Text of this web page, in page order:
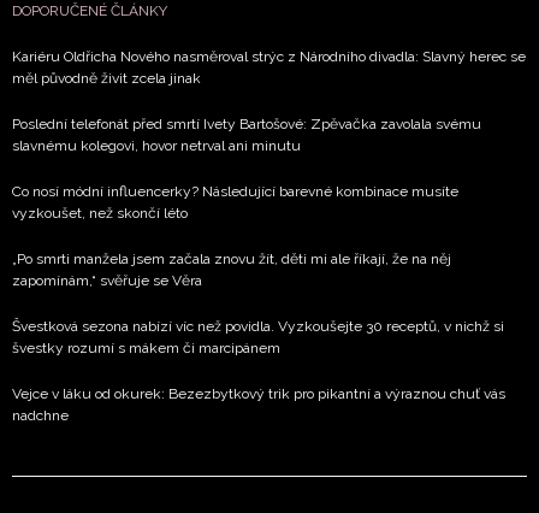
DOPORUČENÉ ČLÁNKY
Kariéru Oldřicha Nového nasměroval strýc z Národního divadla: Slavný herec se
měl původně živit zcela jinak
Poslední telefonát před smrtí Ivety Bartošové: Zpěvačka zavolala svému
slavnému kolegovi, hovor netrval ani minutu
Co nosí módní influencerky? Následující barevné kombinace musíte
vyzkoušet, než skončí léto
„Po smrti manžela jsem začala znovu žít, děti mi ale říkají, že na něj
zapomínám,“ svěřuje se Věra
Švestková sezona nabízí víc než povidla. Vyzkoušejte 30 receptů, v nichž si
švestky rozumí s mákem či marcipánem
Vejce v láku od okurek: Bezezbytkový trik pro pikantní a výraznou chuť vás
nadchne